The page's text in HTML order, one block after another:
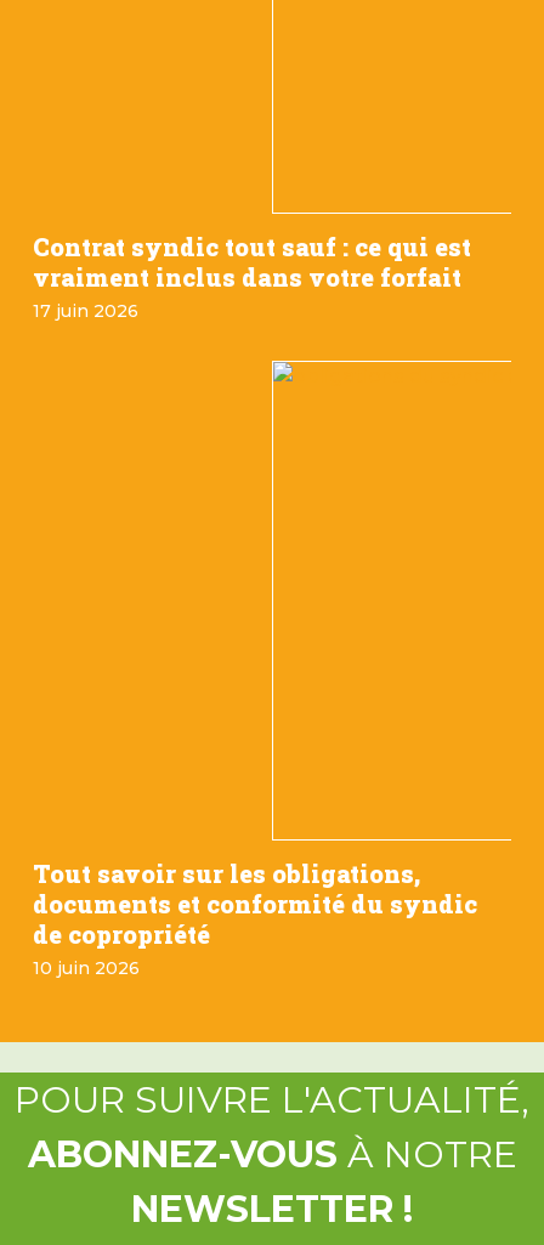
Contrat syndic tout sauf : ce qui est
vraiment inclus dans votre forfait
17 juin 2026
Tout savoir sur les obligations,
documents et conformité du syndic
de copropriété
10 juin 2026
POUR SUIVRE L'ACTUALITÉ,
ABONNEZ-VOUS À NOTRE
NEWSLETTER !